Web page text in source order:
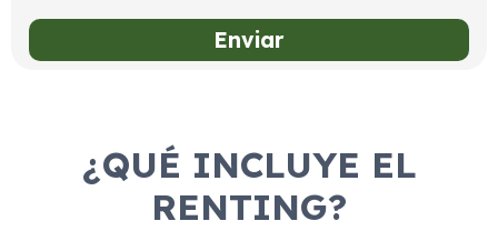
¿QUÉ INCLUYE EL
RENTING?